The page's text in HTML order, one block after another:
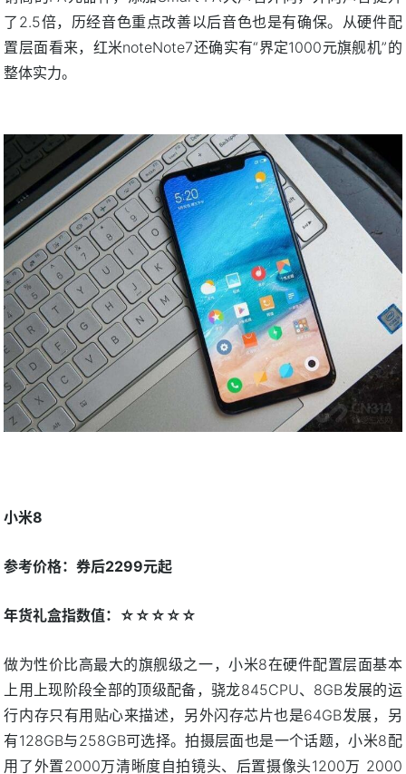
了2.5倍，历经音色重点改善以后音色也是有确保。从硬件配
置层面看来，红米noteNote7还确实有“界定1000元旗舰机”的
整体实力。
小米8
参考价格：券后2299元起
年货礼盒指数值：☆☆☆☆☆
做为性价比高最大的旗舰级之一，小米8在硬件配置层面基本
上用上现阶段全部的顶级配备，骁龙845CPU、8GB发展的运
行内存只有用贴心来描述，另外闪存芯片也是64GB发展，另
有128GB与258GB可选择。拍摄层面也是一个话题，小米8配
用了外置2000万清晰度自拍镜头、后置摄像头1200万 2000